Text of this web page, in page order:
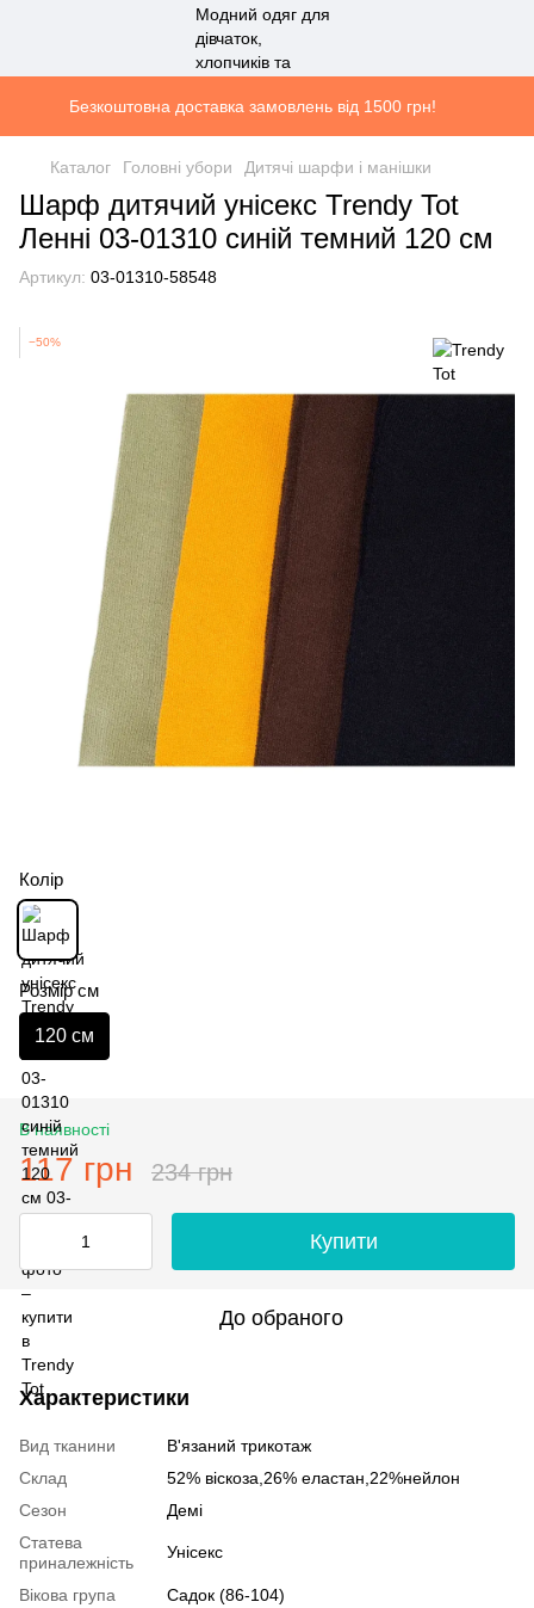
Безкоштовна доставка замовлень від 1500 грн!
Каталог Головні убори Дитячі шарфи і манішки
Шарф дитячий унісекс Trendy Tot
Ленні 03-01310 синій темний 120 см
Артикул: 03-01310-58548
−50%
Колір
Розмір см
120 см
В наявності
117 грн 234 грн
Купити
До обраного
Характеристики
Вид тканини
В'язаний трикотаж
Склад
52% вiскоза,26% еластан,22%нейлон
Сезон
Демі
Статева
приналежність
Унісекс
Вікова група Садок (86-104)